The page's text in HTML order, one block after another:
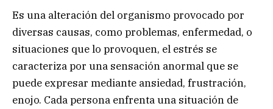
Es una alteración del organismo provocado por
diversas causas, como problemas, enfermedad, o
situaciones que lo provoquen, el estrés se
caracteriza por una sensación anormal que se
puede expresar mediante ansiedad, frustración,
enojo. Cada persona enfrenta una situación de